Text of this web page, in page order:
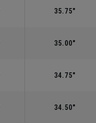
35.75"
35.00"
34.75"
34.50"